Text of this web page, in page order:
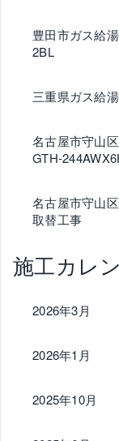
豊田市ガス給
2BL
三重県ガス給
名古屋市守山
GTH-
名古屋市守山
取替工事
施工カレ
2026年3月
2026年1月
2025年10月